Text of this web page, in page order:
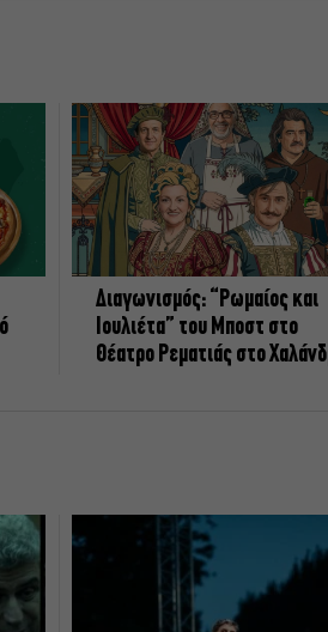
Διαγωνισμός: “Ρωμαίος και
Ιουλιέτα” του Μποστ στο
Θέατρο Ρεματιάς στο